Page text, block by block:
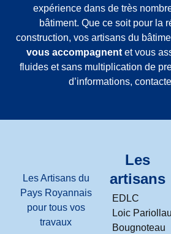
expérience dans de très
bâtiment. Que ce soit pour la
construction, vos artisans du
vous accompagnent et vous
fluides et sans multiplication de
d’informations,
Les Artisans du
Pays Royannais
pour tous vos
travaux
Les
artisans
EDLC
Loic
Bougnoteau